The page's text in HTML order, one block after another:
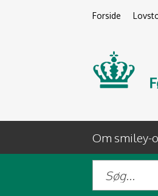
Forside
Om smiley-